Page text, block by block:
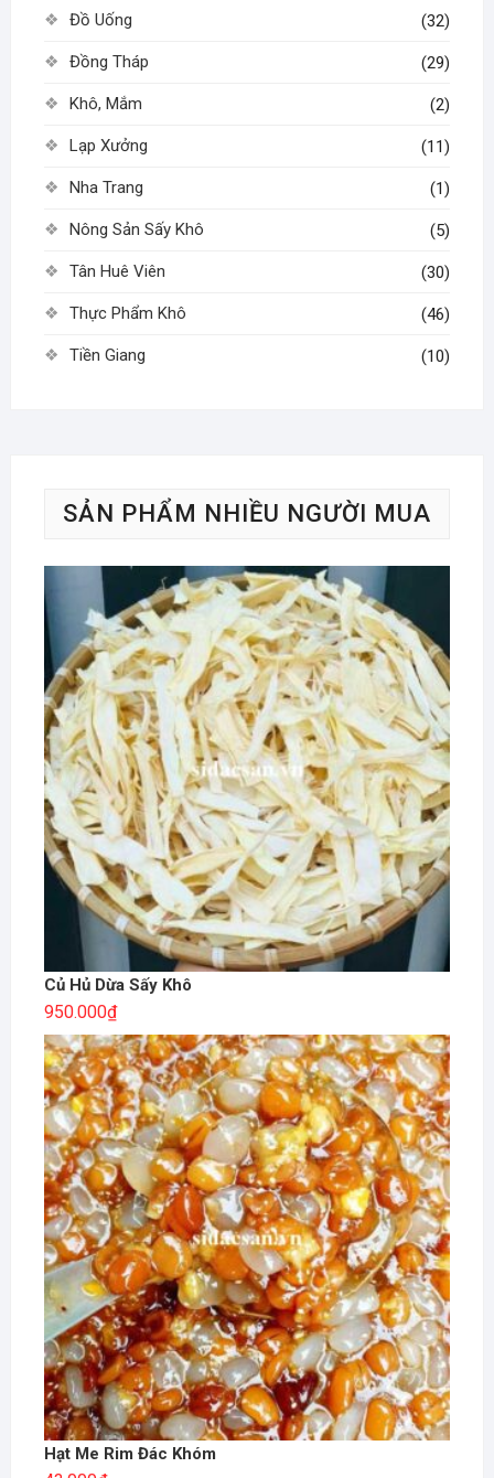
Đồ Uống (32)
Đồng Tháp (29)
Khô, Mắm (2)
Lạp Xưởng (11)
Nha Trang (1)
Nông Sản Sấy Khô (5)
Tân Huê Viên (30)
Thực Phẩm Khô (46)
Tiền Giang (10)
SẢN PHẨM NHIỀU NGƯỜI MUA
Củ Hủ Dừa Sấy Khô
950.000₫
Hạt Me Rim Đác Khóm